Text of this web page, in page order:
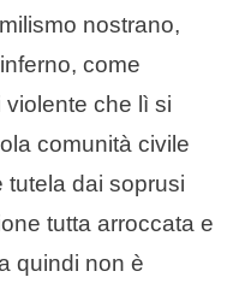
nostrano,
come
che lì si
comunità civile
tutela dai soprusi
tutta arroccata e
quindi non è